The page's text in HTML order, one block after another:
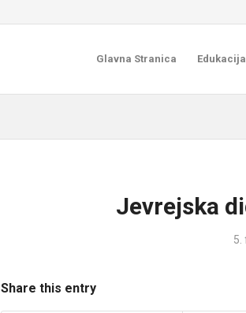
Glavna Stranica Edukacija
Jevrejska
5.
Share this entry